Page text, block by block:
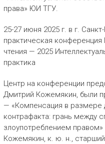
права» ЮИ ТГУ.
25-27 июня 2025 г. в г.
практическая конференция
чтения — 2025
практика
Центр на конференции
Дмитрий Кожемякин, были
— «Компенсация в размере
контрафакта: грань между
злоупотреблением
Кожемякин, к. ю. н.,